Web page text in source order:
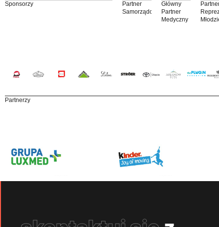
Sponsorzy
Partner
Samorządowy
Główny
Partner
Medyczny
Partnerzy